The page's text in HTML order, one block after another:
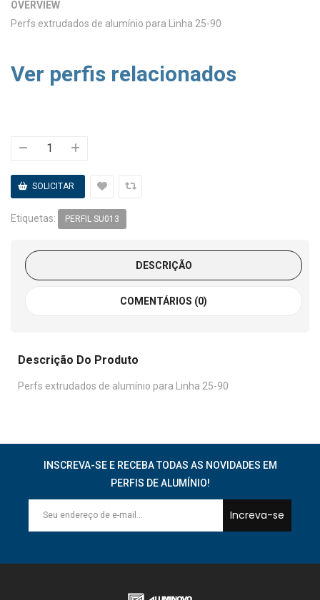
OVERVIEW
Perfs extrudados de alumínio para Linha 25-90
Ver perfis relacionados
Etiquetas: PERFIL SU013
DESCRIÇÃO
COMENTÁRIOS (0)
Descrição Do Produto
Perfs extrudados de alumínio para Linha 25-90
INSCREVA-SE E RECEBA TODAS AS NOVIDADES EM
PERFIS DE ALUMÍNIO!
Increva-se